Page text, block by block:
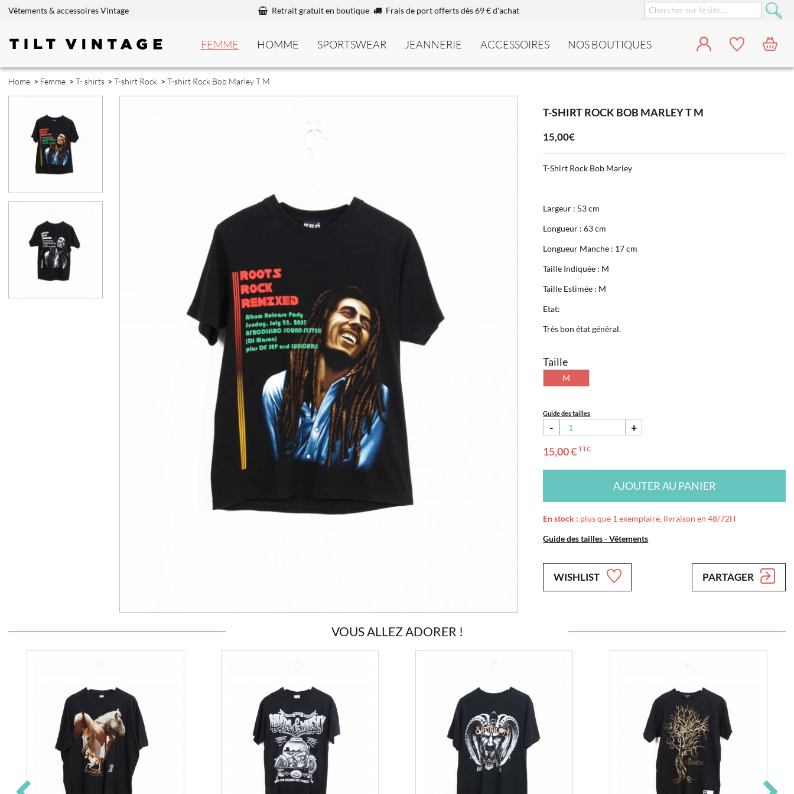
Vêtements & accessoires Vintage Retrait gratuit en boutique Frais de port offerts dès 69 € d'achat
FEMME HOMME SPORTSWEAR JEANNERIE ACCESSOIRES NOS BOUTIQUES
Home > Femme > T- shirts >T-shirt Rock >T-shirt Rock Bob Marley T M
T-SHIRT ROCK BOB MARLEY T M
15,00€
T-Shirt Rock Bob Marley
Largeur : 53 cm
Longueur : 63 cm
Longueur Manche : 17 cm
Taille Indiquée : M
Taille Estimée : M
Etat:
Très bon état général.
Taille
M
Guide des tailles
-
+
15,00 €TTC
AJOUTER AU PANIER
En stock : plus que 1 exemplaire, livraison en 48/72H
Guide des tailles - Vêtements
WISHLIST PARTAGER
VOUS ALLEZ ADORER !